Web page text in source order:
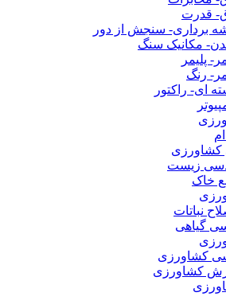
قدرت
برداری- سنجش از دور
مکانیک سنگ
پلیمر
رنگ
ای- راکتور
کشاورزی
زیست
خاک
نباتات
گیاهی
کشاورزی
کشاورزی